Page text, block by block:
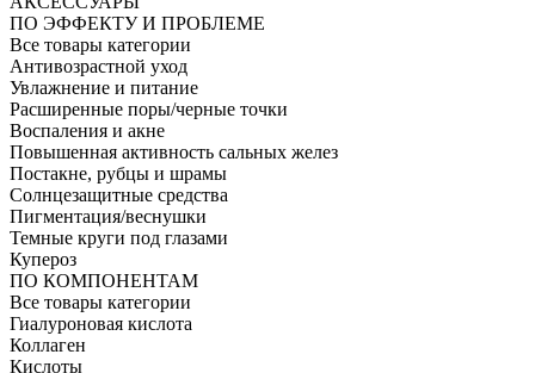
ПО ЭФФЕКТУ И ПРОБЛЕМЕ
Все товары категории
Антивозрастной уход
Увлажнение и питание
Расширенные поры/черные точки
Воспаления и акне
Повышенная активность сальных желез
Постакне, рубцы и шрамы
Солнцезащитные средства
Пигментация/веснушки
Темные круги под глазами
Купероз
ПО КОМПОНЕНТАМ
Все товары категории
Гиалуроновая кислота
Коллаген
Кислоты